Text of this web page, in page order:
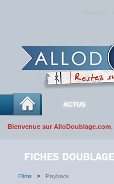
ACTUS
Bienvenue sur AlloDoublage.com
Films > Payback